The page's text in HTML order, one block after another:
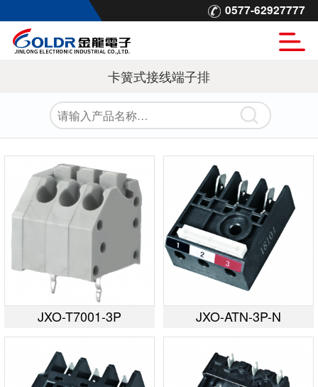
0577-62927777
卡簧式接线端子排
JXO-T7001-3P JXO-ATN-3P-N